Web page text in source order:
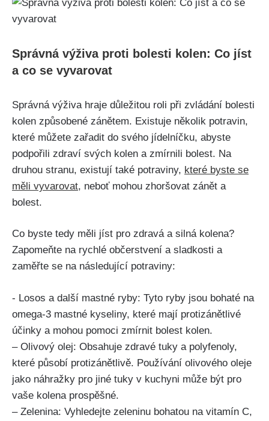
Správná výživa⁣ proti bolesti kolen: Co jíst
a co se vyvarovat
Správná‌ výživa hraje‌ důležitou roli při zvládání bolesti
kolen způsobené ​zánětem. Existuje několik potravin,
které ⁢můžete⁢ zařadit do‌ svého jídelníčku, abyste
podpořili zdraví svých kolen ​a zmírnili ⁢bolest. Na
druhou stranu, existují ​také potraviny, které byste se
měli vyvarovat, neboť mohou zhoršovat zánět a
bolest.
Co byste tedy měli jíst pro ⁣zdravá a silná ​kolena?
⁢Zapomeňte na rychlé občerstvení a sladkosti a
zaměřte se na následující potraviny:
-‍ Losos⁤ a další mastné ryby: Tyto ryby jsou bohaté na
omega-3 mastné kyseliny, které mají protizánětlivé
účinky ‌a mohou ⁣pomoci zmírnit bolest‍ kolen.
– Olivový olej: Obsahuje zdravé ​tuky a polyfenoly,
které působí protizánětlivě. Používání olivového ⁤oleje
jako náhražky pro jiné tuky v kuchyni může být ‍pro
vaše kolena prospěšné.
– Zelenina: Vyhledejte zeleninu⁤ bohatou na vitamín⁢ C,